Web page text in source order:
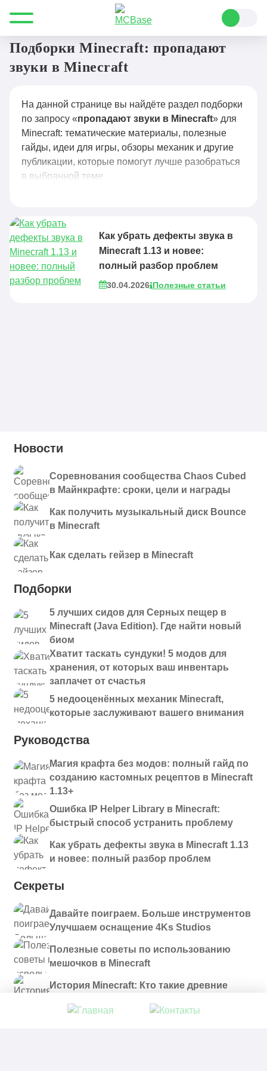
Все для Minecraft пропадают звуки в Minecraft
Подборки Minecraft: пропадают
звуки в Minecraft
На данной странице вы найдёте раздел подборки
по запросу «пропадают звуки в Minecraft» для
Minecraft: тематические материалы, полезные
гайды, идеи для игры, обзоры механик и другие
публикации, которые помогут лучше разобраться
в выбранной теме.
Как убрать дефекты звука в
Minecraft 1.13 и новее:
полный разбор проблем
30.04.2026 Полезные статьи
Новости
Соревнования сообщества Chaos Cubed
в Майнкрафте: сроки, цели и награды
Как получить музыкальный диск Bounce
в Minecraft
Как сделать гейзер в Minecraft
Подборки
5 лучших сидов для Серных пещер в
Minecraft (Java Edition). Где найти новый
биом
Хватит таскать сундуки! 5 модов для
хранения, от которых ваш инвентарь
заплачет от счастья
5 недооценённых механик Minecraft,
которые заслуживают вашего внимания
Руководства
Магия крафта без модов: полный гайд по
созданию кастомных рецептов в Minecraft
1.13+
Ошибка IP Helper Library в Minecraft:
быстрый способ устранить проблему
Как убрать дефекты звука в Minecraft 1.13
и новее: полный разбор проблем
Секреты
Давайте поиграем. Больше инструментов
Улучшаем оснащение 4Ks Studios
Полезные советы по использованию
мешочков в Minecraft
История Minecraft: Кто такие древние